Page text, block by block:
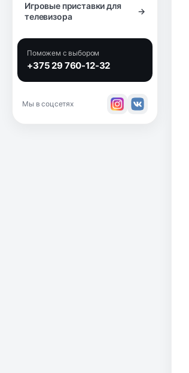
Игровые приставки для
телевизора
→
Поможем с выбором
+375 29 760-12-32
Мы в соцсетях